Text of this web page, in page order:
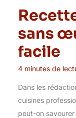
sans
facile
4 minutes de
Dans les
cuisines
peut-on savourer